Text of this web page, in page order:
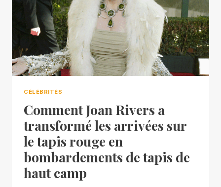
CÉLÉBRITÉS
Comment Joan Rivers a
transformé les arrivées sur
le tapis rouge en
bombardements de tapis de
haut camp